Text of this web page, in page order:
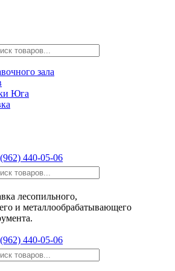
зала
Юга
440-05-06
лесопильного,
и металлообрабатывающего
440-05-06